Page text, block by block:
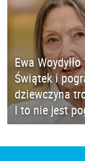
Ewa
Świątek i
dziewczyna
I to nie jest